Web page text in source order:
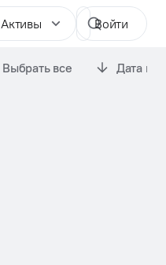
Активы Войти
Выбрать все Дата